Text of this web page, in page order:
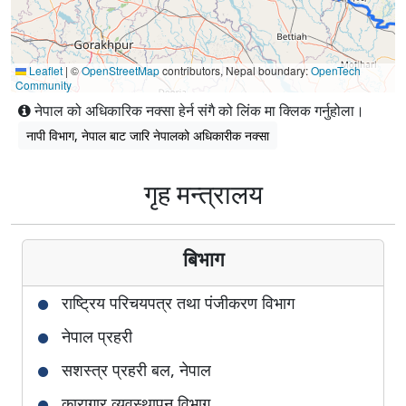
Leaflet | ©OpenStreetMapcontributors, Nepal boundary:OpenTech
Community
नेपाल को अधिकारिक नक्सा हेर्न संगै को लिंक मा क्लिक गर्नुहोला।
नापी विभाग, नेपाल बाट जारि नेपालको अधिकारीक नक्सा
गृह मन्त्रालय
बिभाग
राष्ट्रिय परिचयपत्र तथा पंजीकरण विभाग
नेपाल प्रहरी
सशस्त्र प्रहरी बल, नेपाल